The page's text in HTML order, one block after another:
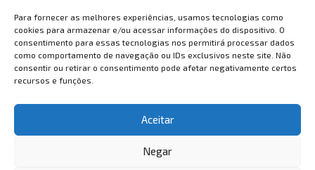
Para fornecer as melhores experiências, usamos tecnologias como
cookies para armazenar e/ou acessar informações do dispositivo. O
consentimento para essas tecnologias nos permitirá processar dados
como comportamento de navegação ou IDs exclusivos neste site. Não
consentir ou retirar o consentimento pode afetar negativamente certos
recursos e funções.
Aceitar
Negar